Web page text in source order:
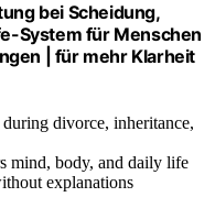
bei Scheidung,
System für Menschen
| für mehr Klarheit
during divorce, inheritance,
mind, body, and daily life
explanations